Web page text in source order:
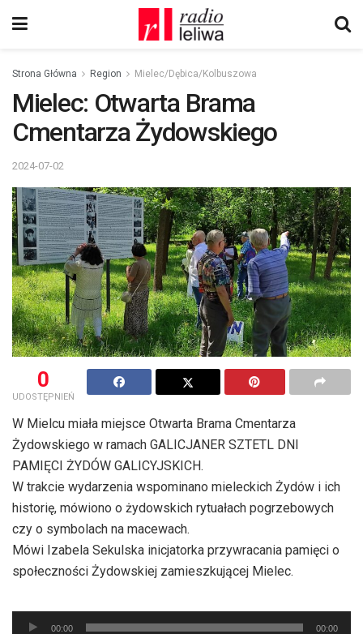
Strona Główna Region Mielec/Dębica/Kolbuszowa
Mielec: Otwarta Brama
Cmentarza Żydowskiego
2024-07-02
0
UDOSTĘPNIEŃ
W Mielcu miała miejsce Otwarta Brama Cmentarza
Żydowskiego w ramach GALICJANER SZTETL DNI
PAMIĘCI ŻYDÓW GALICYJSKICH.
W trakcie wydarzenia wspominano mieleckich Żydów i ich
historię, mówiono o żydowskich rytuałach pogrzebowych
czy o symbolach na macewach.
Mówi Izabela Sekulska inicjatorka przywracania pamięci o
społeczności Żydowskiej zamieszkującej Mielec.
Odtwarzacz
00:00 00:00